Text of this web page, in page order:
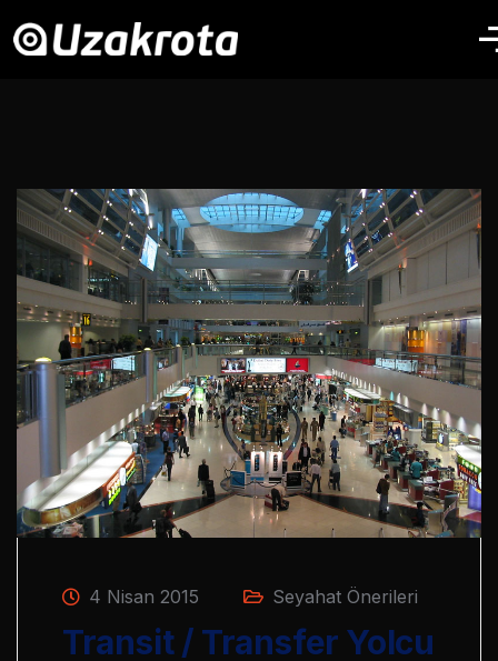
4 Nisan 2015 Seyahat Önerileri
Transit / Transfer Yolcu